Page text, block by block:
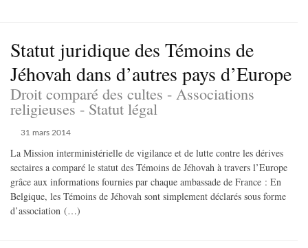
Statut juridique des Témoins de
Jéhovah dans d’autres pays d’Europe
Droit comparé des cultes - Associations
religieuses - Statut légal
31 mars 2014
La Mission interministérielle de vigilance et de lutte contre les dérives
sectaires a comparé le statut des Témoins de Jéhovah à travers l’Europe
grâce aux informations fournies par chaque ambassade de France : En
Belgique, les Témoins de Jéhovah sont simplement déclarés sous forme
d’association (…)